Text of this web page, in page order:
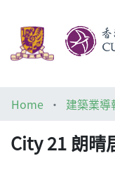
Architecture
Home 建築業導
City 21 朗晴